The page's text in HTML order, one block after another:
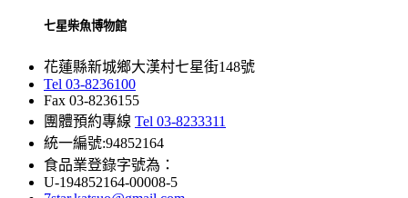
七星柴魚博物館
花蓮縣新城鄉大漢村七星街148號
Tel 03-8236100
Fax 03-8236155
團體預約專線 Tel 03-8233311
統一編號:94852164
食品業登錄字號為：
U-194852164-00008-5